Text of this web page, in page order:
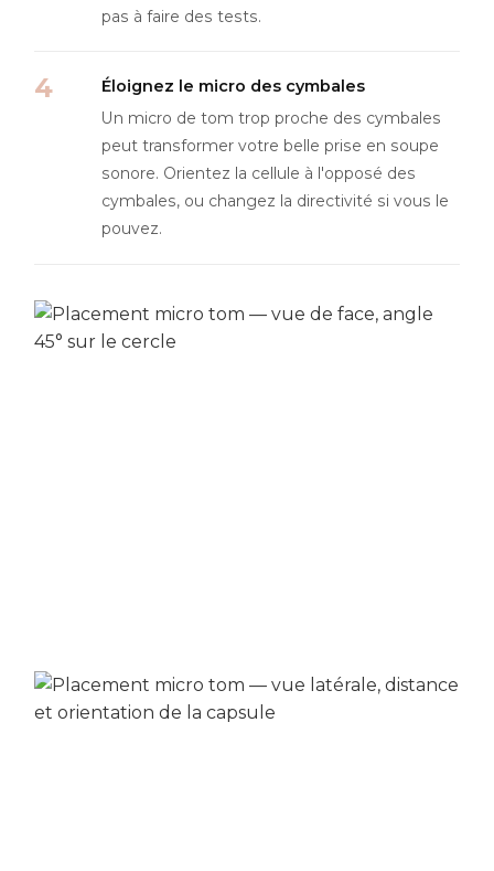
pas à faire des tests.
Éloignez le micro des cymbales
Un micro de tom trop proche des cymbales
peut transformer votre belle prise en soupe
sonore. Orientez la cellule à l'opposé des
cymbales, ou changez la directivité si vous le
pouvez.